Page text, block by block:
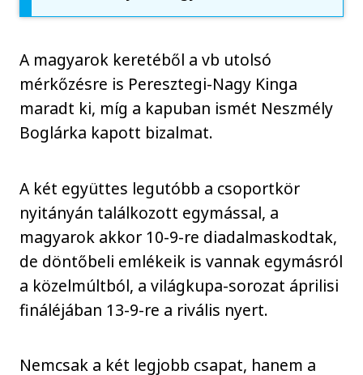
A magyarok keretéből a vb utolsó
mérkőzésre is Peresztegi-Nagy Kinga
maradt ki, míg a kapuban ismét Neszmély
Boglárka kapott bizalmat.
A két együttes legutóbb a csoportkör
nyitányán találkozott egymással, a
magyarok akkor 10-9-re diadalmaskodtak,
de döntőbeli emlékeik is vannak egymásról
a közelmúltból, a világkupa-sorozat áprilisi
fináléjában 13-9-re a rivális nyert.
Nemcsak a két legjobb csapat, hanem a